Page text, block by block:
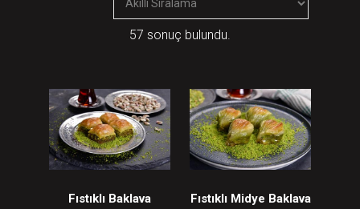
57 sonuç bulundu.
Fıstıklı Baklava Fıstıklı Midye Baklava